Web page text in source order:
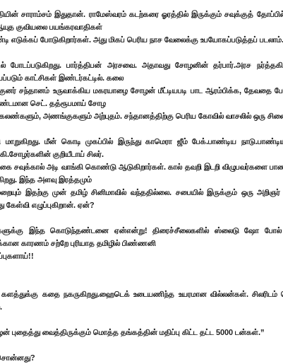
சாராம்சம் இதுதான். ராமேஸ்வரம் கடற்கரை ஓரத்தில் இருக்கும் சவுக்குத்
குவியலை பயங்கரவாதிகள்
எடுக்கப் போடுகிறார்கள். அது மிகப் பெரிய நாச வேலைக்கு உபயோகப்படுத்தப் படலாம்.
போடப்படுகிறது. பார்த்திபன் அரசவை. அதாவது சோழனின் தர்பார்.அரச
காட்சிகள் இண்டர்கட்டில். கலை
சந்தானம் உருவாக்கிய மகரயாழை சோழன் மீட்டியபடி பாட ஆரம்பிக்க, தேவதை
செட். தத்ரூபமாய் சோழ
அணங்குகளும் அற்புதம். சந்தானத்திற்கு பெரிய கோவில் வாசலில் ஒரு
மாறுகிறது. மீன் கொடி முகப்பில் இருந்து காமெரா ஜீம் பேக்.பாண்டிய
குறியீடாய் சிலர்.
சவுக்கால் அடி வாங்கி கொண்டு ஆடுகிறார்கள். கால் தவறி இடறி விழுபவர்களை
இந்த அளவு இரத்தமும்
இதற்கு முன் தமிழ் சினிமாவில் வந்ததில்லை. சபையில் இருக்கும் ஒரு
கேள்வி எழுப்புகிறான். ஏன்?
இந்த கொடுந்தண்டனை ஏன்என்று! திரைச்சீலைகளில் ஸ்லைடு ஷோ போல்
காரணம் சற்றே புரியாத தமிழில் பிண்ணனி
கதை நகருகிறது.ஹைடெக் உடையணிந்த உயரமான வில்லன்கள்.
புதைத்து வைத்திருக்கும் மொத்த தங்கத்தின் மதிப்பு கிட்ட தட்ட 5000 டன்கள்.”